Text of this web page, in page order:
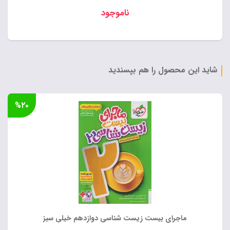
ناموجود
شاید این محصول را هم بپسندید
ماجرای بیست زیست شناسی دوازدهم خیلی سبز
%۲۰